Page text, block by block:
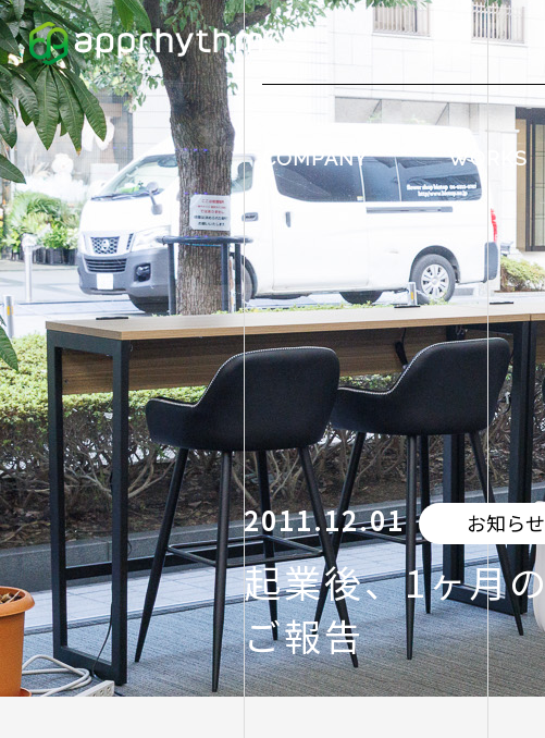
COMPANY WORKS
2011.12.01 お知らせ
起業後、1ヶ月の
ご報告